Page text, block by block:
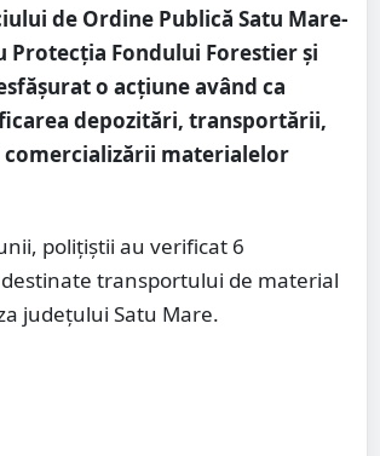
de Ordine Publică Satu Mare-
Protecția Fondului Forestier și
o acțiune având ca
depozitări, transportării,
materialelor
polițiștii au verificat 6
transportului de material
județului Satu Mare.